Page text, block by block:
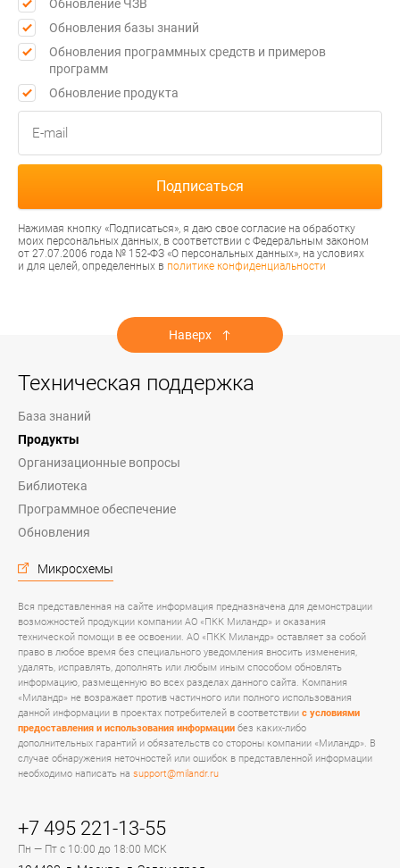
Обновление ЧЗВ
Обновления базы знаний
Обновления программных средств и примеров
программ
Обновление продукта
Нажимая кнопку «Подписаться», я даю свое согласие на обработку
моих персональных данных, в соответствии с Федеральным законом
от 27.07.2006 года № 152-ФЗ «О персональных данных», на условиях
и для целей, определенных в политике конфиденциальности
Наверх
Техническая поддержка
База знаний
Продукты
Организационные вопросы
Библиотека
Программное обеспечение
Обновления
Микросхемы
Вся представленная на сайте информация предназначена для демонстрации
возможностей продукции компании АО «ПКК Миландр» и оказания
технической помощи в ее освоении. АО «ПКК Миландр» оставляет за собой
право в любое время без специального уведомления вносить изменения,
удалять, исправлять, дополнять или любым иным способом обновлять
информацию, размещенную во всех разделах данного сайта. Компания
«Миландр» не возражает против частичного или полного использования
данной информации в проектах потребителей в соответствии с условиями
предоставления и использования информации без каких-либо
дополнительных гарантий и обязательств со стороны компании «Миландр». В
случае обнаружения неточностей или ошибок в представленной информации
необходимо написать на support@milandr.ru
+7 495 221-13-55
Пн — Пт с 10:00 до 18:00 МСК